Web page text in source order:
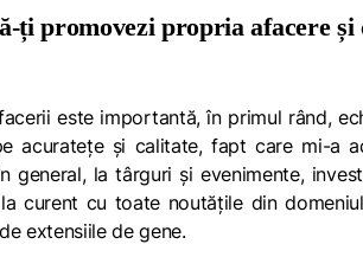
ți promovezi propria afacere
este importantă, în primul rând,
acuratețe și calitate, fapt care mi-a
general, la târguri și evenimente,
curent cu toate noutățile din
extensiile de gene.